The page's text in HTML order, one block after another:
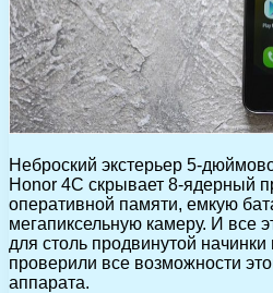
Неброский экстерьер 5-
Honor 4C скрывает 8-ядерный
оперативной памяти, емкую
мегапиксельную камеру. И все
для столь продвинутой начинки
проверили все возможности
аппарата.